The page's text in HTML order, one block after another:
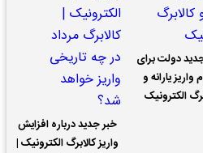
دولت برای
واریز یارانه و
الکترونیک
خبر جدید درباره افزایش
واریز کالابرگ الکترونیک |